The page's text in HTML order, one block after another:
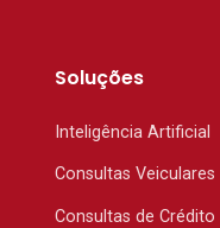
Soluções
Inteligência Artificial
Consultas Veiculares
Consultas de Crédito